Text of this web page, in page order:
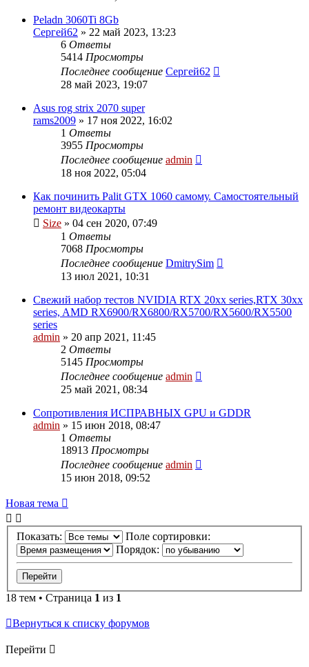
Peladn 3060Ti 8Gb
Сергей62 » 22 май 2023, 13:23
6 Ответы
5414 Просмотры
Последнее сообщение Сергей62
28 май 2023, 19:07
Asus rog strix 2070 super
rams2009 » 17 ноя 2022, 16:02
1 Ответы
3955 Просмотры
Последнее сообщение admin
18 ноя 2022, 05:04
Как починить Palit GTX 1060 самому. Самостоятельный
ремонт видеокарты
Size » 04 сен 2020, 07:49
1 Ответы
7068 Просмотры
Последнее сообщение DmitrySim
13 июл 2021, 10:31
Свежий набор тестов NVIDIA RTX 20xx series,RTX 30xx
series, AMD RX6900/RX6800/RX5700/RX5600/RX5500
series
admin » 20 апр 2021, 11:45
2 Ответы
5145 Просмотры
Последнее сообщение admin
25 май 2021, 08:34
Сопротивления ИСПРАВНЫХ GPU и GDDR
admin » 15 июн 2018, 08:47
1 Ответы
18913 Просмотры
Последнее сообщение admin
15 июн 2018, 09:52
Новая
тема
Новая тема
Показать:
Поле сортировки:
Порядок:
18 тем • Страница 1 из 1
Вернуться к списку форумов
Перейти